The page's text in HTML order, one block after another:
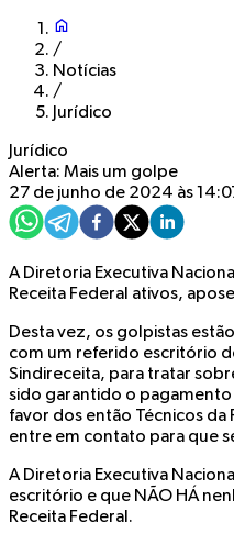
/
Notícias
/
Jurídico
Jurídico
Alerta: Mais um golpe
27 de junho de 2024 às
A Diretoria Executiva
Receita Federal ativos,
Desta vez, os golpistas
com um referido escritório
Sindireceita, para tratar
sido garantido o
favor dos então Técnicos
entre em contato para que
A Diretoria Executiva
escritório e que NÃO HÁ
Receita Federal.